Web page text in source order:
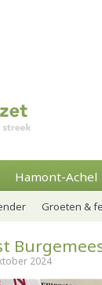
Hamont-Achel
Groeten &
2024